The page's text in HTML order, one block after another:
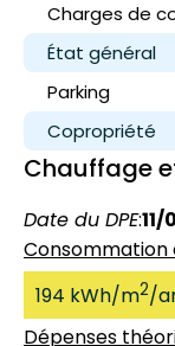
Charges de
État général
Parking
Copropriété
Chauffage
Date du DPE:
Consommation
194 kWh/m2/
Dépenses